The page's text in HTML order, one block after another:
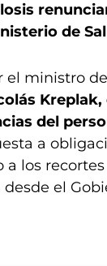
de
el ministro
del
a
a los
el